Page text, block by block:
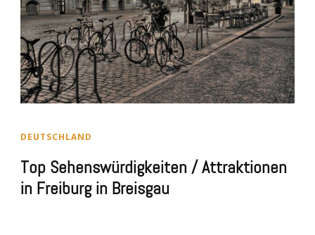
DEUTSCHLAND
Top Sehenswürdigkeiten / Attraktionen
in Freiburg in Breisgau